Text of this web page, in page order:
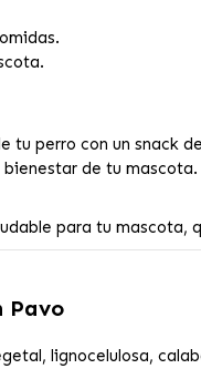
perro con un snack
de tu
para tu mascota,
Pavo
lignocelulosa,